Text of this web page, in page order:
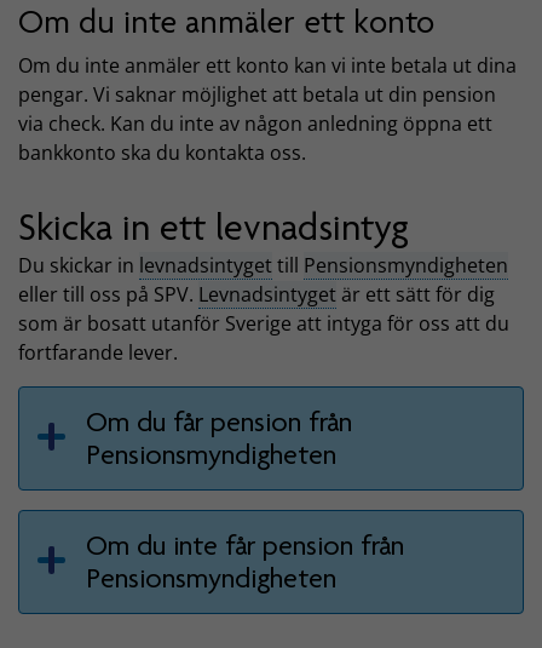
Om du inte anmäler ett konto
Om du inte anmäler ett konto kan vi inte betala ut dina
pengar. Vi saknar möjlighet att betala ut din pension
via check. Kan du inte av någon anledning öppna ett
bankkonto ska du kontakta oss.
Skicka in ett levnadsintyg
Du skickar in levnadsintygettill Pensionsmyndigheten
eller till oss på SPV. Levnadsintygetär ett sätt för dig
som är bosatt utanför Sverige att intyga för oss att du
fortfarande lever.
Om du får pension från
Pensionsmyndigheten
Om du inte får pension från
Pensionsmyndigheten